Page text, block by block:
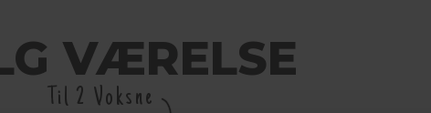
VÆRELSE
Til 2 Voksne